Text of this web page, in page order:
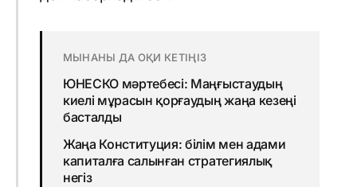
МЫНАНЫ ДА ОҚИ КЕТІҢІЗ
ЮНЕСКО мәртебесі: Маңғыстаудың
киелі мұрасын қорғаудың жаңа кезеңі
басталды
Жаңа Конституция: білім мен адами
капиталға салынған стратегиялық
негіз